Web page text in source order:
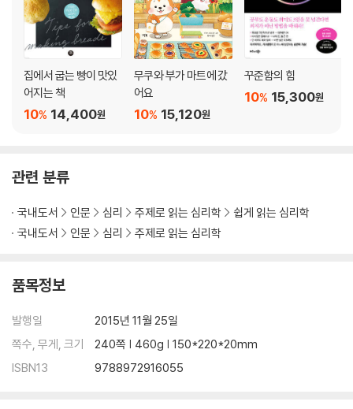
집에서 굽는 빵이 맛있
어지는 책
14,400원
10%
무쿠와 부가 마트에 갔
어요
15,120원
10%
꾸준함의 힘
15,300원
10%
관련 분류
국내도서 인문 심리 주제로 읽는 심리학
쉽게 읽는 심리학
국내도서
인문 심리 주제로 읽는 심리학
품목정보
발행일
2015년 11월 25일
쪽수, 무게, 크기
240쪽 | 460g | 150*220*20mm
ISBN13
9788972916055